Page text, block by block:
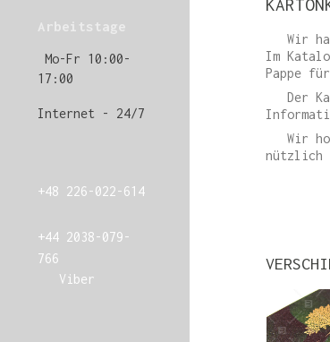
Wir
Im
Pappe
Der
Wir
nützlich
Arbeitstage
Mo-Fr 10:00-
17:00
Internet - 24/7
+48 226-022-614
+44 2038-079-
766
Viber